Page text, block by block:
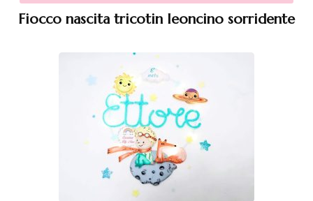
Fiocco nascita tricotin leoncino sorridente